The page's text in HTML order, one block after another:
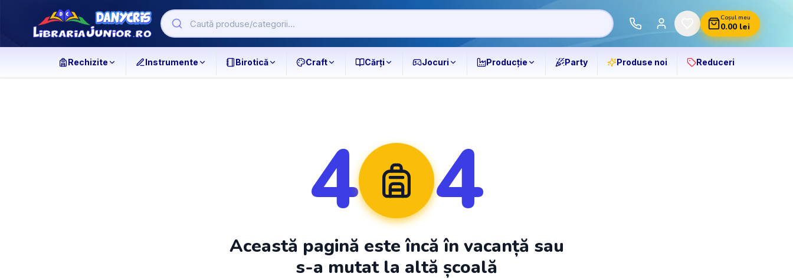
Coșul meu
0.00lei
Rechizite Instrumente Birotică Craft Cărți Jocuri Producție Party Produse noi Reduceri
4 4
Această pagină este încă în vacanță sau
s-a mutat la altă școală